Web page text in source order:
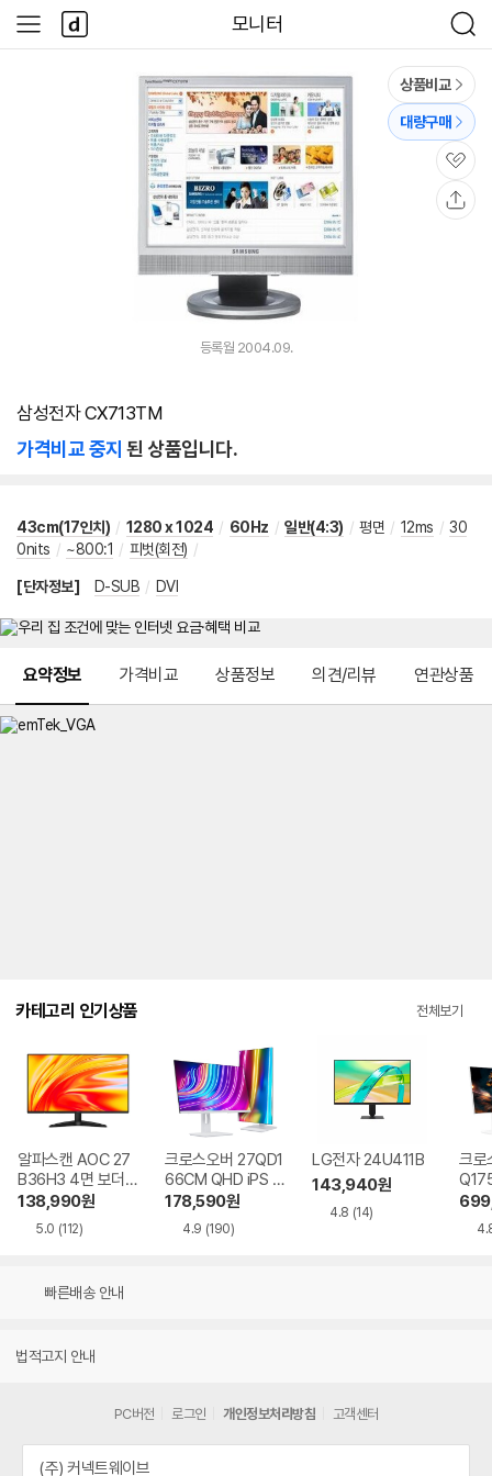
모니터
검
색
사
이
다
나
와
상품비교
대량구매
관
심
등록월 2004.09.
삼성전자 CX713TM
가격비교 중지 된 상품입니다.
43cm(17인치) / 1280 x 1024 / 60Hz / 일반(4:3) / 평면 / 12ms / 30
0nits / ~800:1 / 피벗(회전) /
[단자정보] D-SUB / DVI
요약정보 가격비교 상품정보 의견/리뷰 연관상품
카테고리 인기상품 전체보기
알파스캔 AOC 27
B36H3 4면 보더리
스 IPS 120 시력보
호 무결점
138,990원
5.0 (112)
크로스오버 27QD1
66CM QHD iPS U
SB-C 화이트 Ai 멀
티스탠드
178,590원
4.9 (190)
LG전자 24U411B
143,940원
4.8 (14)
크로
Ai
빠른배송 안내
법적고지 안내
PC버전 로그인 개인정보처리방침 고객센터
(주) 커넥트웨이브